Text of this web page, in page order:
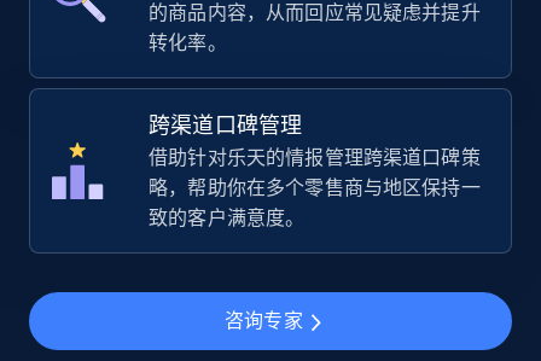
TikTok Shop - category
URL, Title, Available, Description, Currency, Initial
667+ 立即开始
TikTok Shop - Collect TikTok shop products
by keywords search
的商品内容，从而回应常见疑虑并提升
转化率。
跨渠道口碑管理
借助针对乐天的情报管理跨渠道口碑策
略，帮助你在多个零售商与地区保持一
致的客户满意度。
咨询专家